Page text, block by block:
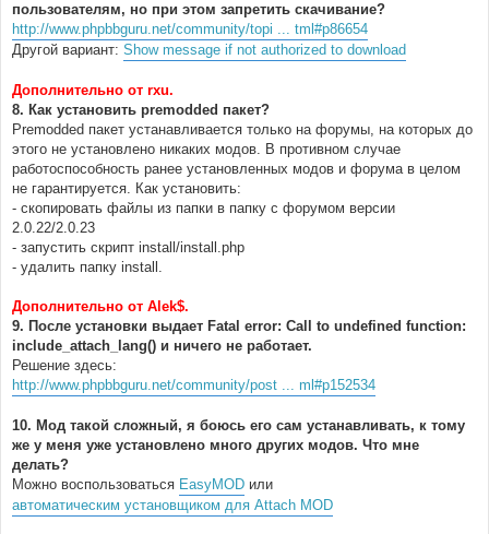
пользователям, но при этом запретить скачивание?
http://www.phpbbguru.net/community/topi ... tml#p86654
Другой вариант: Show message if not authorized to download
Дополнительно от rxu.
8. Как установить premodded пакет?
Premodded пакет устанавливается только на форумы, на которых до
этого не установлено никаких модов. В противном случае
работоспособность ранее установленных модов и форума в целом
не гарантируется. Как установить:
- скопировать файлы из папки в папку с форумом версии
2.0.22/2.0.23
- запустить скрипт install/install.php
- удалить папку install.
Дополнительно от Alek$.
9. После установки выдает Fatal error: Call to undefined function:
include_attach_lang() и ничего не работает.
Решение здесь:
http://www.phpbbguru.net/community/post ... ml#p152534
10. Мод такой сложный, я боюсь его сам устанавливать, к тому
же у меня уже установлено много других модов. Что мне
делать?
Можно воспользоваться EasyMOD или
автоматическим установщиком для Attach MOD